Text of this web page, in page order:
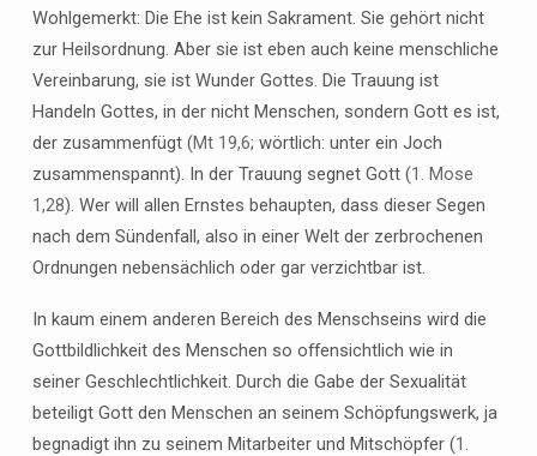
Wohlgemerkt: Die Ehe ist kein Sakrament. Sie gehört nicht
zur Heilsordnung. Aber sie ist eben auch keine menschliche
Vereinbarung, sie ist Wunder Gottes. Die Trauung ist
Handeln Gottes, in der nicht Menschen, sondern Gott es ist,
der zusammenfügt (Mt 19,6; wörtlich: unter ein Joch
zusammenspannt). In der Trauung segnet Gott (1. Mose
1,28). Wer will allen Ernstes behaupten, dass dieser Segen
nach dem Sündenfall, also in einer Welt der zerbrochenen
Ordnungen nebensächlich oder gar verzichtbar ist.
In kaum einem anderen Bereich des Menschseins wird die
Gottbildlichkeit des Menschen so offensichtlich wie in
seiner Geschlechtlichkeit. Durch die Gabe der Sexualität
beteiligt Gott den Menschen an seinem Schöpfungswerk, ja
begnadigt ihn zu seinem Mitarbeiter und Mitschöpfer (1.